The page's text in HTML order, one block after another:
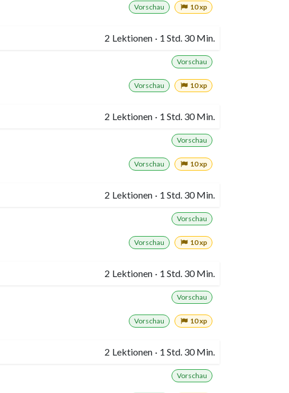
Vorschau 10 xp
2 Lektionen · 1 Std. 30 Min.
Vorschau
Vorschau 10 xp
2 Lektionen · 1 Std. 30 Min.
Vorschau
Vorschau 10 xp
2 Lektionen · 1 Std. 30 Min.
Vorschau
Vorschau 10 xp
2 Lektionen · 1 Std. 30 Min.
Vorschau
Vorschau 10 xp
2 Lektionen · 1 Std. 30 Min.
Vorschau